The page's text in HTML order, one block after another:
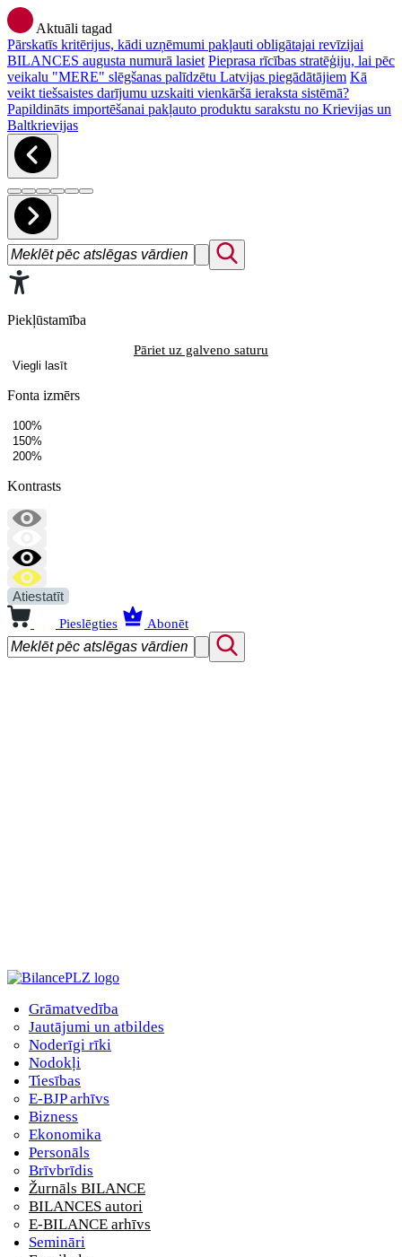
Aktuāli tagad
Pārskatīs kritērijus, kādi uzņēmumi pakļauti obligātajai revīzijai
BILANCES augusta numurā lasiet Pieprasa rīcības stratēģiju, lai pēc
veikalu "MERE" slēgšanas palīdzētu Latvijas piegādātājiem Kā
veikt tiešsaistes darījumu uzskaiti vienkāršā ieraksta sistēmā?
Papildināts importēšanai pakļauto produktu sarakstu no Krievijas un
Baltkrievijas
Piekļūstamība
Pāriet uz galveno saturu
Viegli lasīt
Fonta izmērs
100%
150%
200%
Kontrasts
Atiestatīt
Pieslēgties Abonēt
Grāmatvedība
Jautājumi un atbildes
Noderīgi rīki
Nodokļi
Tiesības
E-BJP arhīvs
Bizness
Ekonomika
Personāls
Brīvbrīdis
Žurnāls BILANCE
BILANCES autori
E-BILANCE arhīvs
Semināri